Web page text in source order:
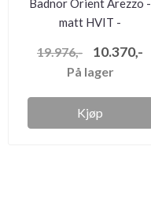
Badnor Orient Arezzo -
matt HVIT -
19.976,- 10.370,-
På lager
Kjøp